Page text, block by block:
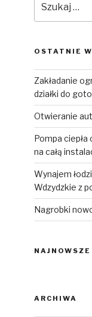
OSTATNIE
Zakładanie
działki do
Otwieranie
Pompa ciepła
na całą
Wynajem
Wdzydzkie z
Nagrobki
ARCHIWA